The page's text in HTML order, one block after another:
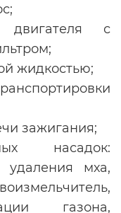
двигателя с
жидкостью;
зажигания;
насадок:
удаления мха,
газона,